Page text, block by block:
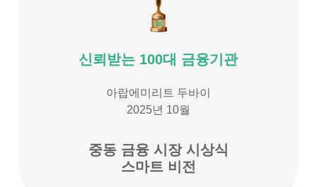
신뢰받는 100대 금융기관
아랍에미리트 두바이
2025년 10월
중동 금융 시장 시상식
스마트 비전